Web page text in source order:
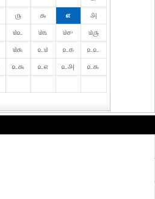
௫ ௬ ௭
௮
௰௨ ௰௩ ௰௪
௰௫
௰௯ ௨௰ ௨௧
௨௨
௨௬ ௨௭ ௨௮
௨௯